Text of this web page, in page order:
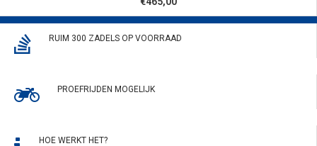
RUIM 300 ZADELS OP VOORRAAD
PROEFRIJDEN MOGELIJK
HOE WERKT HET?